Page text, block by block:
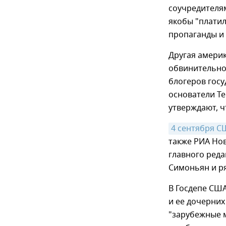
якобы
пропаганды и
Другая
блогеров
основатели
утверждают,
4 сентября
также РИА
главного
Симоньян и
В Госдепе
и ее
"зарубежные